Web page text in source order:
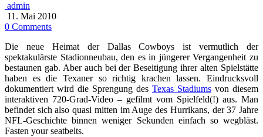
admin
11. Mai 2010
0 Comments
Die neue Heimat der Dallas Cowboys ist vermutlich der
spektakulärste Stadionneubau, den es in jüngerer Vergangenheit zu
bestaunen gab. Aber auch bei der Beseitigung ihrer alten Spielstätte
haben es die Texaner so richtig krachen lassen. Eindrucksvoll
dokumentiert wird die Sprengung des Texas Stadiums von diesem
interaktiven 720-Grad-Video – gefilmt vom Spielfeld(!) aus. Man
befindet sich also quasi mitten im Auge des Hurrikans, der 37 Jahre
NFL-Geschichte binnen weniger Sekunden einfach so wegbläst.
Fasten your seatbelts.